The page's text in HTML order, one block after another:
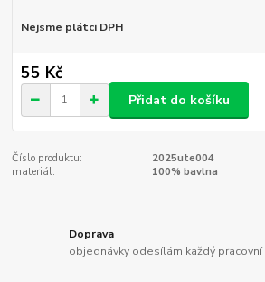
Nejsme plátci DPH
55 Kč
Přidat do košíku
Číslo produktu:
2025ute004
materiál:
100% bavlna
Doprava
objednávky odesílám každý pracovní